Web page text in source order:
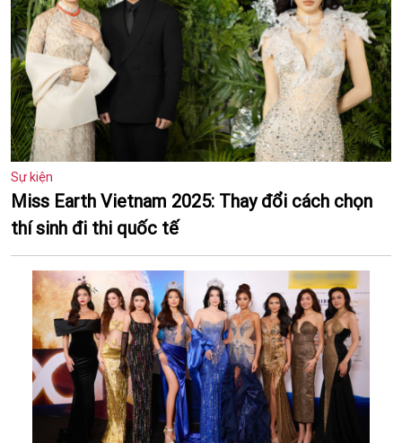
Sự kiện
Miss Earth Vietnam 2025: Thay đổi cách chọn
thí sinh đi thi quốc tế